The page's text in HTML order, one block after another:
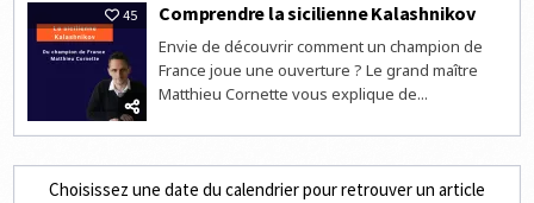
45 Comprendre la sicilienne Kalashnikov
Envie de découvrir comment un champion de
France joue une ouverture ? Le grand maître
Matthieu Cornette vous explique de...
Choisissez une date du calendrier pour retrouver un article